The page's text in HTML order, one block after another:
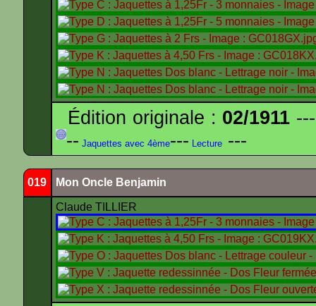
Édition originale : 02/1911
-- Jaquettes avec 4ème--- Lecture ---
019 Mon Oncle Benjamin
Claude TILLIER